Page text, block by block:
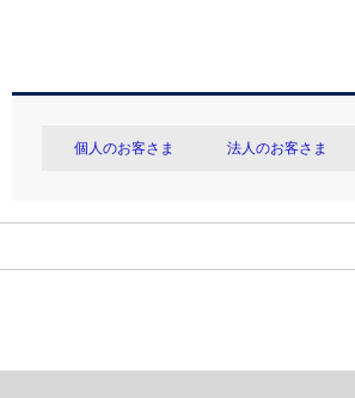
個人のお客さま 法人のお客さま